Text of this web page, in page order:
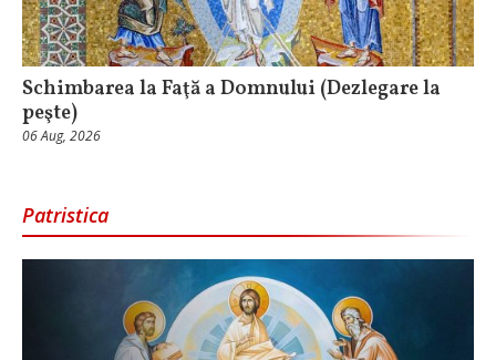
Schimbarea la Faţă a Domnului (Dezlegare la
peşte)
06 Aug, 2026
Patristica